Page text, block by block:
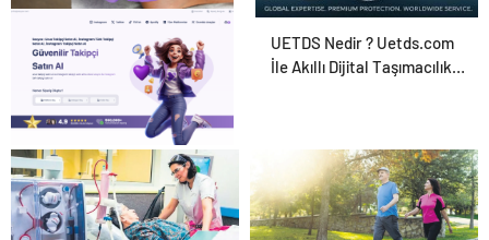
Ortopodoloji İle Diyabetik
Ayak Yarası Tedavisi
UETDS Nedir ? Uetds.com
İle Akıllı Dijital Taşımacılık
Sosyox, Sosyal Medyada
Büyümenin Güvenilir Adresi
Olarak Öne Çıkıyor